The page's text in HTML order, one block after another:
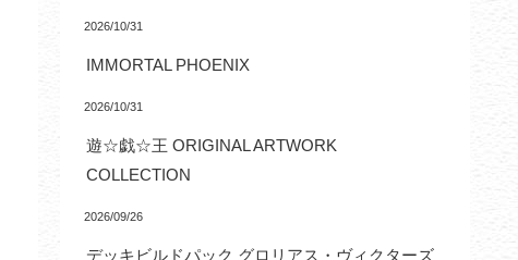
2026/10/31
IMMORTAL PHOENIX
2026/10/31
遊☆戯☆王 ORIGINAL ARTWORK
COLLECTION
2026/09/26
デッキビルドパック グロリアス・ヴィクターズ